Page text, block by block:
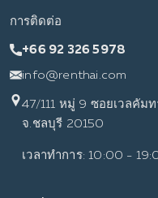
การติดต่อ
+66 92 326 5978
info@renthai.com
47/111 หมู่ 9 ซอยเวลคัม
จ.ชลบุรี 20150
เวลาทำการ: 10:00 -